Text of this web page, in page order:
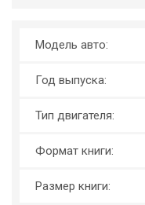
Модель авто:
Год выпуска:
Тип двигателя:
Формат книги:
Размер книги: